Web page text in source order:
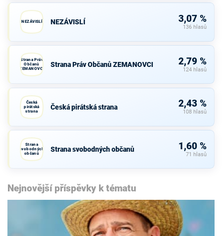
NEZÁVISLÍ NEZÁVISLÍ 3,07 %
136 hlasů
Strana Práv
Občanů
ZEMANOVCI
Strana Práv Občanů ZEMANOVCI 2,79 %
124 hlasů
Česká
pirátská
strana
Česká pirátská strana 2,43 %
108 hlasů
Strana
svobodných
občanů
Strana svobodných občanů 1,60 %
71 hlasů
Nejnovější příspěvky k tématu